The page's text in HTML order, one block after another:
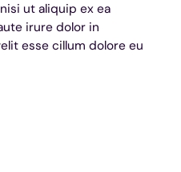
ut aliquip ex ea
irure dolor in
esse cillum dolore eu